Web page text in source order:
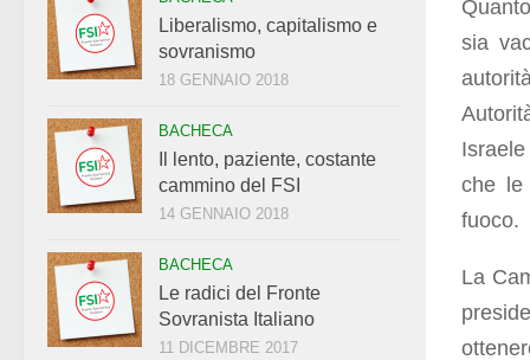
sia
che le
fuoco.
La
Liberalismo, capitalismo e
sovranismo
18 GENNAIO 2018
BACHECA
Il lento, paziente, costante
cammino del FSI
14 GENNAIO 2018
BACHECA
Le radici del Fronte
Sovranista Italiano
11 DICEMBRE 2017